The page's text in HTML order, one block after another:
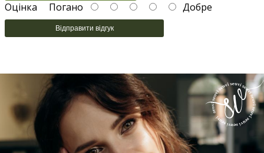
Оцінка Погано Добре
Відправити відгук